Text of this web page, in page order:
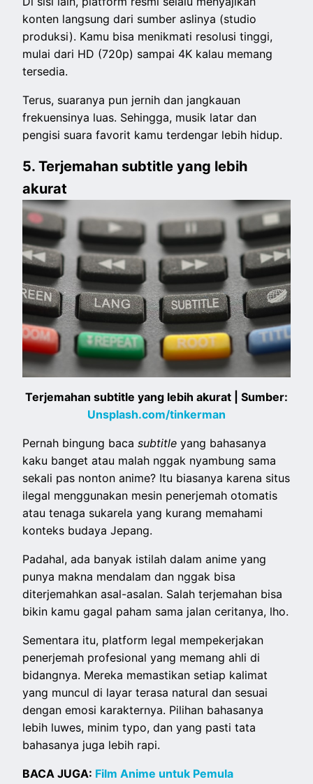
konten langsung dari sumber aslinya (studio
produksi). Kamu bisa menikmati resolusi tinggi,
mulai dari HD (720p) sampai 4K kalau memang
tersedia.
Terus, suaranya pun jernih dan jangkauan
frekuensinya luas. Sehingga, musik latar dan
pengisi suara favorit kamu terdengar lebih hidup.
5. Terjemahan subtitle yang lebih
akurat
Terjemahan subtitle yang lebih akurat | Sumber:
Unsplash.com/tinkerman
Pernah bingung bacasubtitle yang bahasanya
kaku banget atau malah nggak nyambung sama
sekali pas nonton anime? Itu biasanya karena situs
ilegal menggunakan mesin penerjemah otomatis
atau tenaga sukarela yang kurang memahami
konteks budaya Jepang.
Padahal, ada banyak istilah dalam anime yang
punya makna mendalam dan nggak bisa
diterjemahkan asal-asalan. Salah terjemahan bisa
bikin kamu gagal paham sama jalan ceritanya, lho.
Sementara itu, platform legal mempekerjakan
penerjemah profesional yang memang ahli di
bidangnya. Mereka memastikan setiap kalimat
yang muncul di layar terasa natural dan sesuai
dengan emosi karakternya. Pilihan bahasanya
lebih luwes, minim typo, dan yang pasti tata
bahasanya juga lebih rapi.
BACA JUGA: Film Anime untuk Pemula